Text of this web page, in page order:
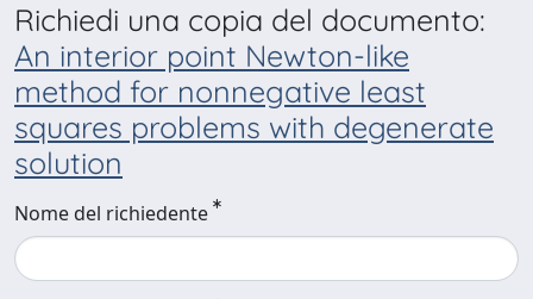
Richiedi una copia del documento:
An interior point Newton-like
method for nonnegative least
squares problems with degenerate
solution
Nome del richiedente